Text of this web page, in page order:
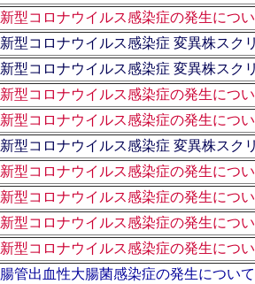
新型コロナウイルス感染症の発生につ
新型コロナウイルス感染症 変異株スク
新型コロナウイルス感染症 変異株スク
新型コロナウイルス感染症の発生につ
新型コロナウイルス感染症の発生につ
新型コロナウイルス感染症 変異株スク
新型コロナウイルス感染症の発生につ
新型コロナウイルス感染症の発生につ
新型コロナウイルス感染症の発生につ
新型コロナウイルス感染症の発生につ
腸管出血性大腸菌感染症の発生につい